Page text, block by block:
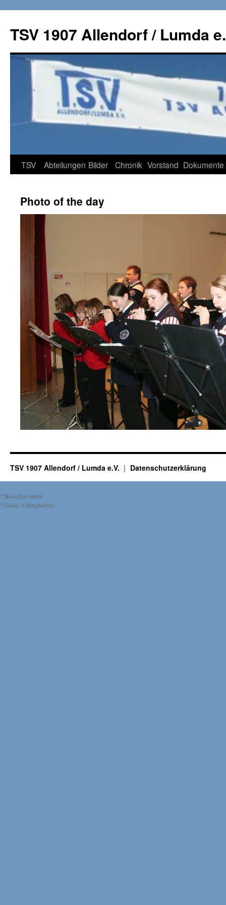
TSV 1907 Allendorf / Lumda
Zum
springen
TSV Abteilungen Bilder Chronik Vorstand Dokumente
Photo of the day
TSV 1907 Allendorf / Lumda e.V. Datenschutzerklärung
7 Besucher online
7 Gäste, 0 Mitglied(er)